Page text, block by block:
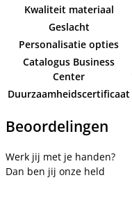
Kwaliteit materiaal
Geslacht
Personalisatie opties
Catalogus Business
Center
Duurzaamheidscertificaat
Beoordelingen
Werk jij met je handen?
Dan ben jij onze held